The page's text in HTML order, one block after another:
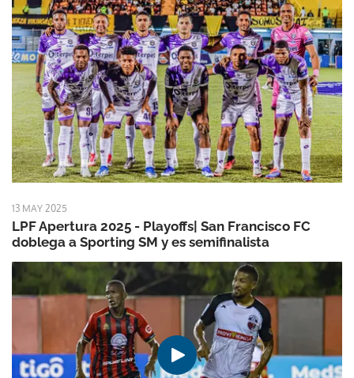
13 MAY 2025
LPF Apertura 2025 - Playoffs| San Francisco FC
doblega a Sporting SM y es semifinalista